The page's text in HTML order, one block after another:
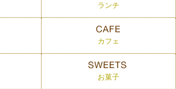
ランチ
カフェ
お菓子